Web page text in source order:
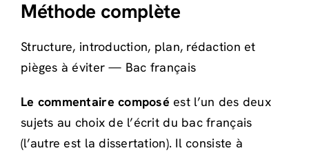
Langues
Méthode complète
Structure, introduction, plan, rédaction et
pièges à éviter — Bac français
Le commentaire composé est l’un des deux
sujets au choix de l’écrit du bac français
(l’autre est la dissertation). Il consiste à